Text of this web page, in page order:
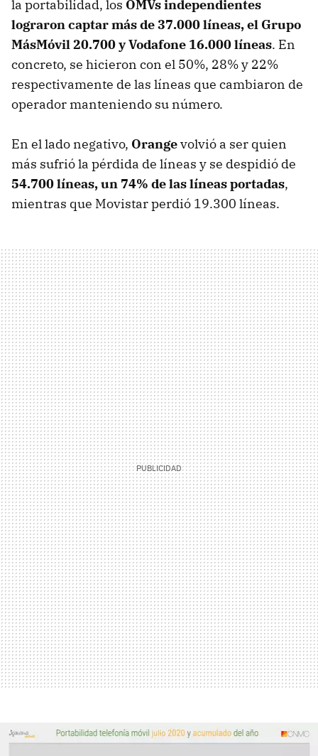
la portabilidad, los OMVs independientes
lograron captar más de 37.000 líneas, el Grupo
MásMóvil 20.700 y Vodafone 16.000 líneas. En
concreto, se hicieron con el 50%, 28% y 22%
respectivamente de las líneas que cambiaron de
operador manteniendo su número.
En el lado negativo, Orangevolvió a ser quien
más sufrió la pérdida de líneas y se despidió de
54.700 líneas, un 74% de las líneas portadas,
mientras que Movistar perdió 19.300 líneas.